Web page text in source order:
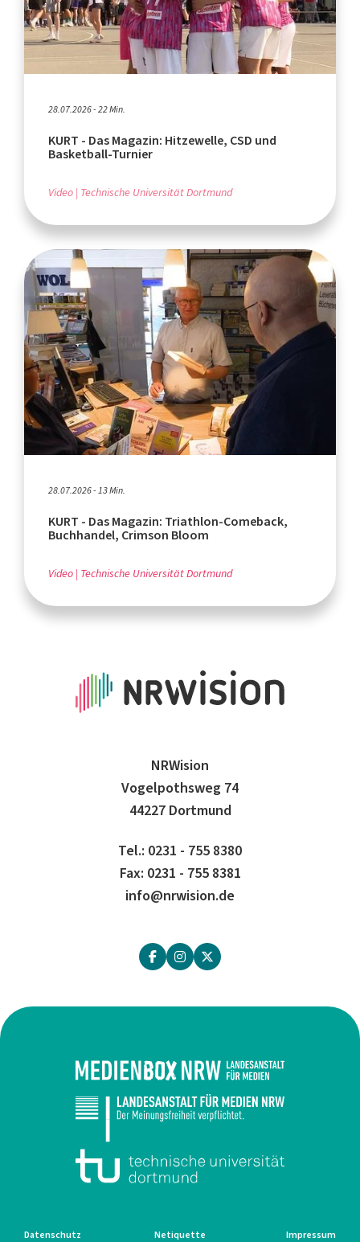
28.07.2026 - 22 Min.
KURT - Das Magazin: Hitzewelle, CSD und
Basketball-Turnier
Video Technische Universität Dortmund
28.07.2026 - 13 Min.
KURT - Das Magazin: Triathlon-Comeback,
Buchhandel, Crimson Bloom
Video Technische Universität Dortmund
NRWision
Vogelpothsweg 74
44227 Dortmund
Tel.: 0231 - 755 8380
Fax: 0231 - 755 8381
info@nrwision.de
Datenschutz Netiquette Impressum